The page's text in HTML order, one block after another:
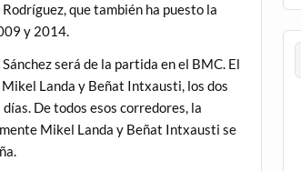
que también ha puesto la
y 2014.
será de la partida en el BMC. El
Landa y Beñat Intxausti, los dos
De todos esos corredores, la
Mikel Landa y Beñat Intxausti se